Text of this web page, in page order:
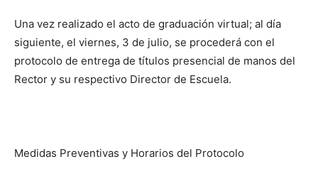
Una vez realizado el acto de graduación virtual; al día
siguien­te, el viernes, 3 de julio, se procederá con el
protocolo de entrega de títulos presencial de manos del
Rector y su respectivo Director de Escuela.
Medidas Preventivas y Horarios del Protocolo